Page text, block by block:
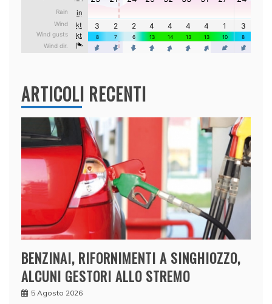
ARTICOLI RECENTI
BENZINAI, RIFORNIMENTI A SINGHIOZZO,
ALCUNI GESTORI ALLO STREMO
5 Agosto 2026